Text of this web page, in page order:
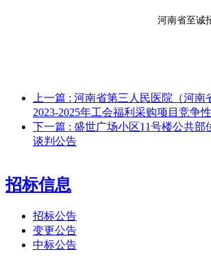
河南省至诚
上一篇 : 河南省第三人民医院（河南
2023-2025年工会福利采购项目竞争
下一篇 : 盛世广场小区11号楼公共部
谈判公告
招标信息
招标公告
变更公告
中标公告